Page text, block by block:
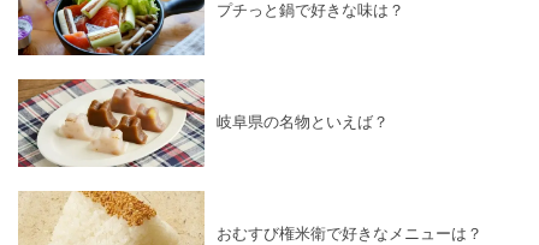
プチっと鍋で好きな味は？
岐阜県の名物といえば？
おむすび権米衛で好きなメニューは？